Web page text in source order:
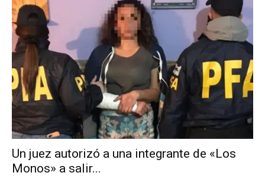
Un juez autorizó a una integrante de «Los
Monos» a salir...